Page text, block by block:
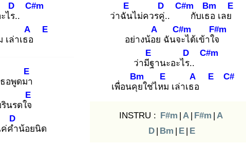
ไร.
D
.
C#m
เล่าเธอ
A E
อพูดมา
E
นรดใจ
E
คำ
D
น้อยนิด
ว่าฉัน
E
ไม่ควรคู่.
D
.
C#m
กับเธอ
Bm
เลย
E
อย่างน้อย
A
ฉันจะ
C#m
ได้เข้าใจ
F#m
ว่ามีฐ
E
านะอะไร.
D
.
C#m
เพื่อนคุย
Bm
ใช่ไหม
E
เล่าเธอ
A E C#
INSTRU : F#m | A | F#m | A
D | Bm | E | E